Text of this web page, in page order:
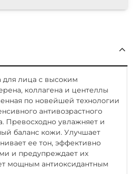
для лица с высоким
коллагена и центеллы
по новейшей технологии
антивозрастного
Превосходно увлажняет и
баланс кожи. Улучшает
ее тон, эффективно
и предупреждает их
мощным антиоксидантным